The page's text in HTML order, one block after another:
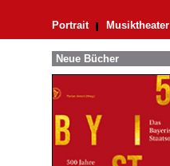
Portrait Musiktheater
Neue Bücher